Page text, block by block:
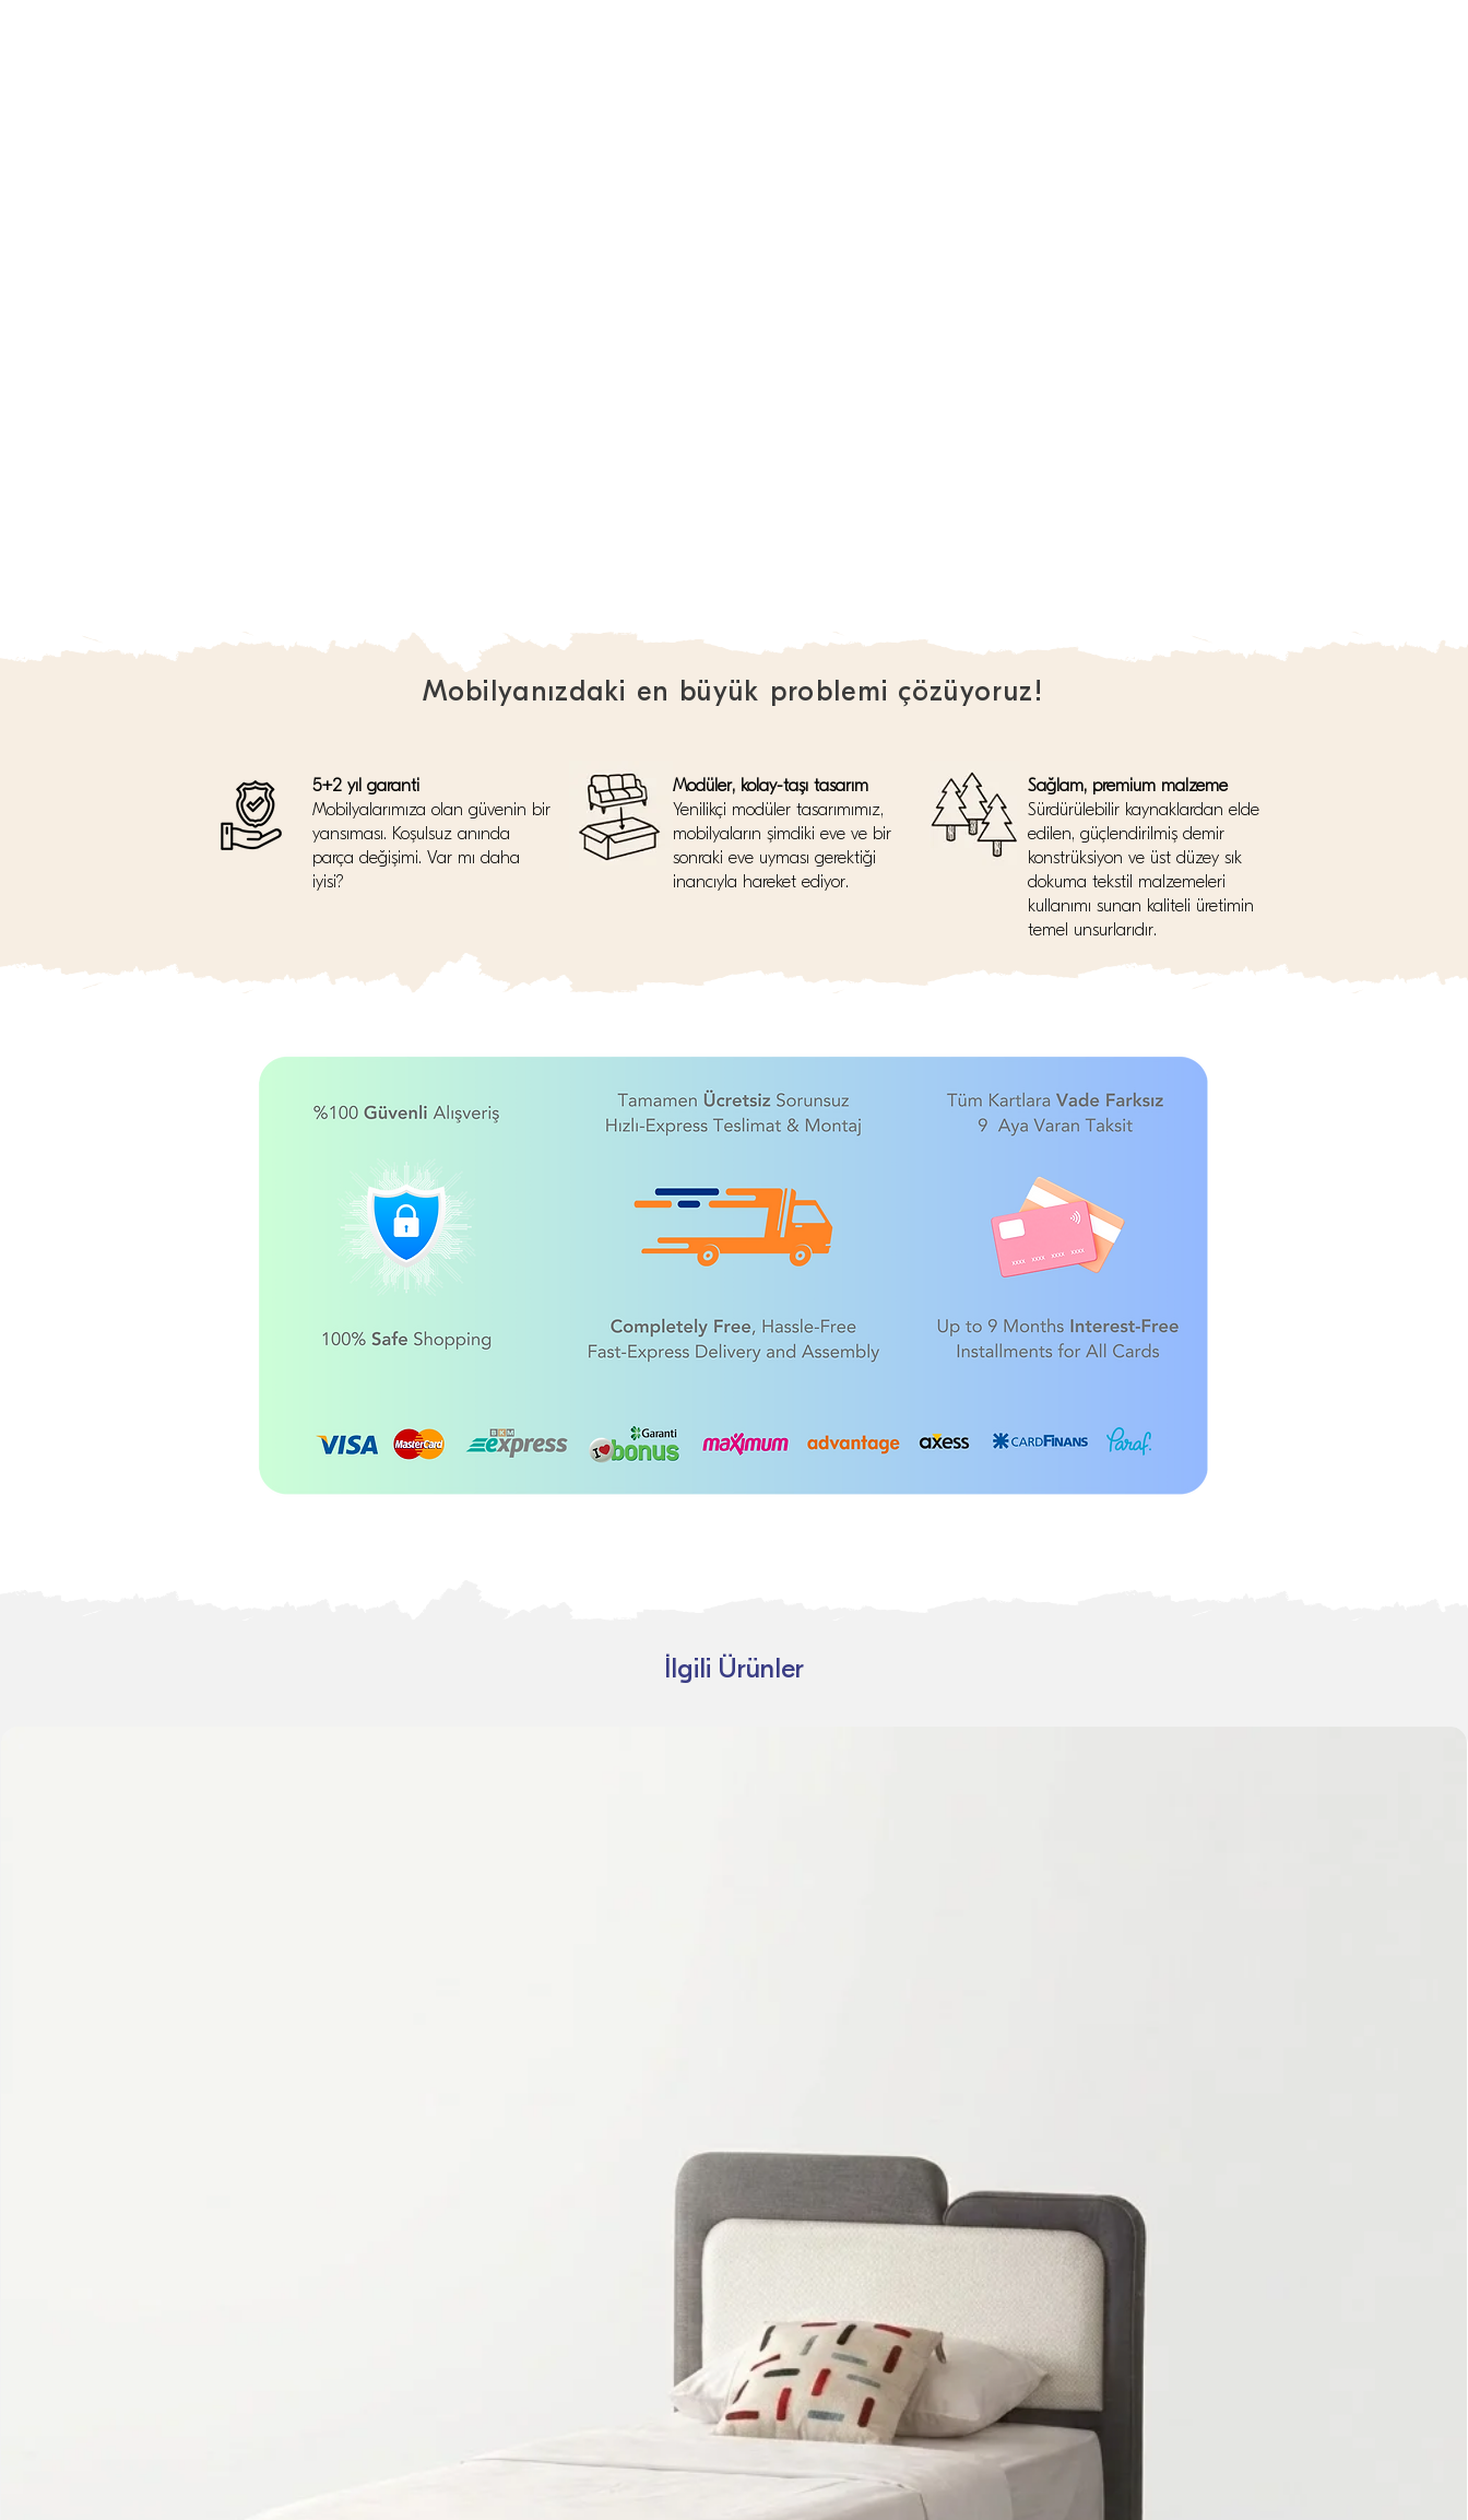
Mobilyanızdaki en büyük problemi çözüyoruz!
5+2 yıl garanti
Mobilyalarımıza olan güvenin bir
yansıması. Koşulsuz anında
parça değişimi. Var mı daha
iyisi?
Modüler, kolay-taşı tasarım
Yenilikçi modüler tasarımımız,
mobilyaların şimdiki eve ve bir
sonraki eve uyması gerektiği
inancıyla hareket ediyor.
Sağlam, premium malzeme
Sürdürülebilir kaynaklardan elde
edilen, güçlendirilmiş demir
konstrüksiyon ve üst düzey sık
dokuma tekstil malzemeleri
kullanımı sunan kaliteli üretimin
temel unsurlarıdır.
İlgili Ürünler